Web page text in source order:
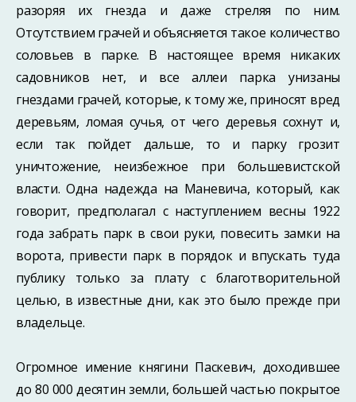
разоряя их гнезда и даже стреляя по ним.
Отсутствием грачей и объясняется такое количество
соловьев в пар­ке. В настоящее время никаких
садовников нет, и все аллеи парка унизаны
гнездами грачей, которые, к тому же, приносят вред
деревьям, ломая сучья, от чего деревья сохнут и,
если так пойдет дальше, то и парку грозит
уничтожение, неизбежное при большевистской
власти. Одна надежда на Маневича, который, как
говорит, предпо­лагал с наступлением весны 1922
года забрать парк в свои руки, повесить замки на
ворота, привести парк в порядок и впускать туда
публику только за плату с благо­творительной
целью, в известные дни, как это было прежде при
владельце.
Огромное имение княгини Паскевич, доходившее
до 80 000 десятин земли, боль­шей частью покрытое